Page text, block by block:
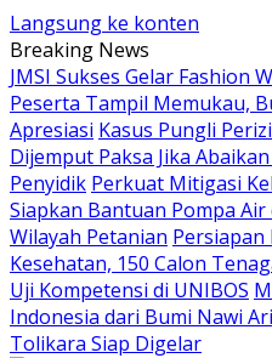
Langsung ke konten
Breaking News
JMSI Sukses Gelar Fashion
Peserta Tampil Memukau,
Apresiasi Kasus Pungli
Dijemput Paksa Jika
Penyidik Perkuat Mitigasi
Siapkan Bantuan Pompa
Wilayah Petanian
Kesehatan, 150 Calon
Uji Kompetensi di UNIBOS
Indonesia dari Bumi Nawi
Tolikara Siap Digelar